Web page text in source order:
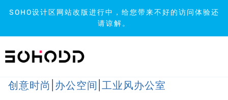
SOHO设计区网站改版进行中，给您带来不好的访问体验还
请谅解。
到
创意时尚 办公空间 工业风办公室